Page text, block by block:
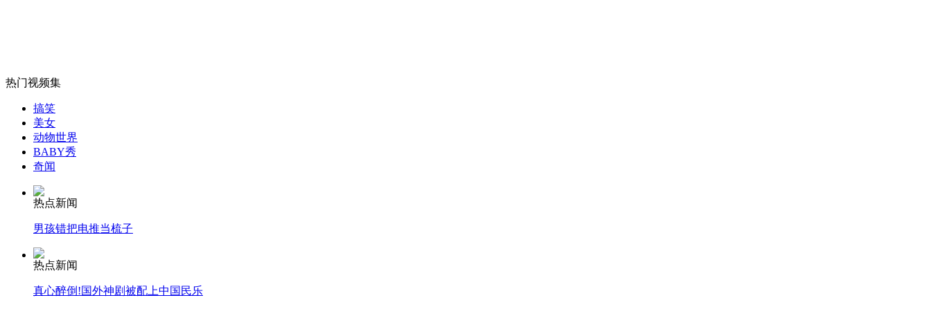
女孩北京地铁殴打老人 痛下狠手拳打脚踢
无痛分娩是否安全 医生回应
外交部：反对强权政治霸凌主义
热门视频集
搞笑
美女
动物世界
BABY秀
奇闻
热点新闻
男孩错把电推当梳子
热点新闻
真心醉倒!国外神剧被配上中国民乐